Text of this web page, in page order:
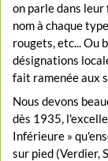
on parle dans
nom à chaque
rougets, etc... Ou
désignations
fait ramenée aux
Nous devons
dès 1935,
Inférieure »
sur pied (Verdier,